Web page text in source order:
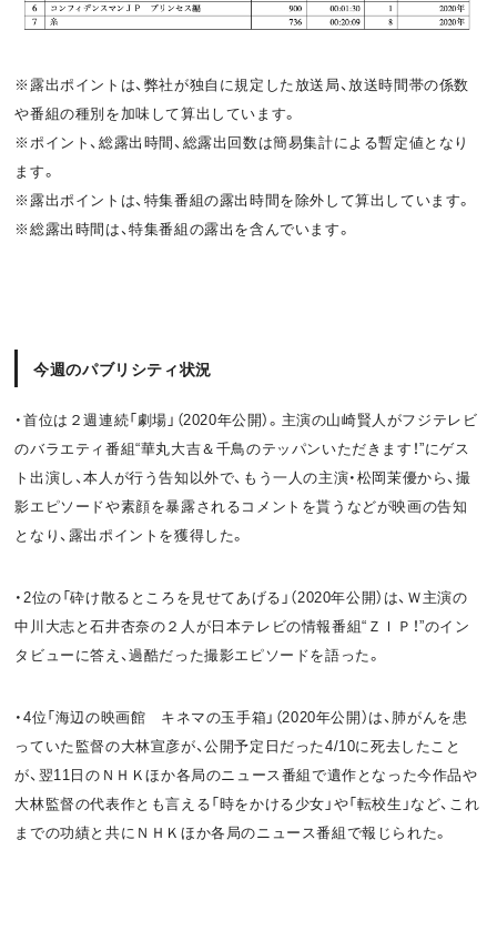
※露出ポイントは、弊社が独自に規定した放送局、放送時間帯の係数
や番組の種別を加味して算出しています。
※ポイント、総露出時間、総露出回数は簡易集計による暫定値となり
ます。
※露出ポイントは、特集番組の露出時間を除外して算出しています。
※総露出時間は、特集番組の露出を含んでいます。
今週のパブリシティ状況
・首位は２週連続「劇場」（2020年公開）。主演の山崎賢人がフジテレビ
のバラエティ番組“華丸大吉＆千鳥のテッパンいただきます！”にゲス
ト出演し、本人が行う告知以外で、もう一人の主演・松岡茉優から、撮
影エピソードや素顔を暴露されるコメントを貰うなどが映画の告知
となり、露出ポイントを獲得した。
・2位の「砕け散るところを見せてあげる」（2020年公開）は、Ｗ主演の
中川大志と石井杏奈の２人が日本テレビの情報番組“ＺＩＰ！”のイン
タビューに答え、過酷だった撮影エピソードを語った。
・4位「海辺の映画館 キネマの玉手箱」（2020年公開）は、肺がんを患
っていた監督の大林宣彦が、公開予定日だった4/10に死去したこと
が、翌11日のＮＨＫほか各局のニュース番組で遺作となった今作品や
大林監督の代表作とも言える「時をかける少女」や「転校生」など、これ
までの功績と共にＮＨＫほか各局のニュース番組で報じられた。